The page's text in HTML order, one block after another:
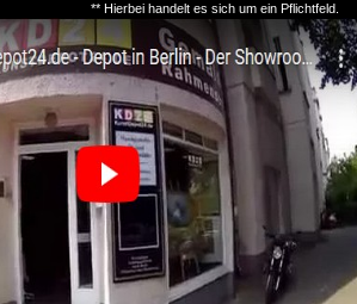
** Hierbei handelt es sich um ein Pflichtfeld.